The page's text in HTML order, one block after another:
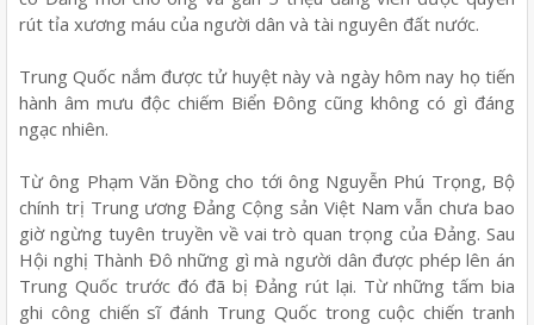
rút tỉa xương máu của người dân và tài nguyên đất nước.
Trung Quốc nắm được tử huyệt này và ngày hôm nay họ tiến
hành âm mưu độc chiếm Biển Đông cũng không có gì đáng
ngạc nhiên.
Từ ông Phạm Văn Đồng cho tới ông Nguyễn Phú Trọng, Bộ
chính trị Trung ương Đảng Cộng sản Việt Nam vẫn chưa bao
giờ ngừng tuyên truyền về vai trò quan trọng của Đảng. Sau
Hội nghị Thành Đô những gì mà người dân được phép lên án
Trung Quốc trước đó đã bị Đảng rút lại. Từ những tấm bia
ghi công chiến sĩ đánh Trung Quốc trong cuộc chiến tranh